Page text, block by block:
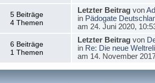
5 Beiträge
4 Themen
Letzter Beitragvon
in Pädogate
am 24. Juni 2020,
6 Beiträge
1 Themen
Letzter Beitragvon
in Re: Die neue
am 14. November